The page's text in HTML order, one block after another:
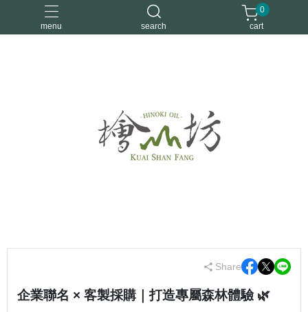
menu search
0
cart
Share
企業聯名 × 客製採購｜打造專屬森林體驗🌿